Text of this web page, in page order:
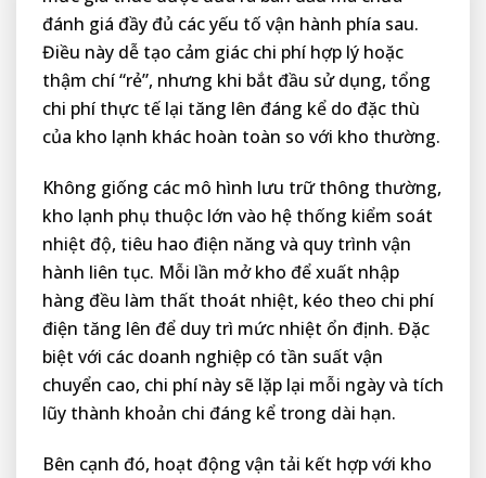
đánh giá đầy đủ các yếu tố vận hành phía sau.
Điều này dễ tạo cảm giác chi phí hợp lý hoặc
thậm chí “rẻ”, nhưng khi bắt đầu sử dụng, tổng
chi phí thực tế lại tăng lên đáng kể do đặc thù
của kho lạnh khác hoàn toàn so với kho thường.
Không giống các mô hình lưu trữ thông thường,
kho lạnh phụ thuộc lớn vào hệ thống kiểm soát
nhiệt độ, tiêu hao điện năng và quy trình vận
hành liên tục. Mỗi lần mở kho để xuất nhập
hàng đều làm thất thoát nhiệt, kéo theo chi phí
điện tăng lên để duy trì mức nhiệt ổn định. Đặc
biệt với các doanh nghiệp có tần suất vận
chuyển cao, chi phí này sẽ lặp lại mỗi ngày và tích
lũy thành khoản chi đáng kể trong dài hạn.
Bên cạnh đó, hoạt động vận tải kết hợp với kho